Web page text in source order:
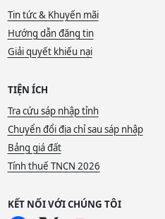
Tin tức & Khuyến mãi
Hướng dẫn đăng tin
Giải quyết khiếu nại
TIỆN ÍCH
Tra cứu sáp nhập tỉnh
Chuyển đổi địa chỉ sau sáp nhập
Bảng giá đất
Tính thuế TNCN 2026
KẾT NỐI VỚI CHÚNG TÔI